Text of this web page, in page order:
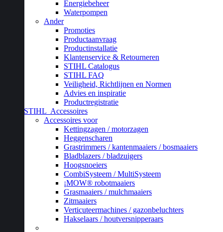
Energiebeheer
Waterpompen
Ander
Promoties
Productaanvraag
Productinstallatie
Klantenservice & Retourneren
STIHL Catalogus
STIHL FAQ
Veiligheid, Richtlijnen en Normen
Advies en inspiratie
Productregistratie
STIHL Accessoires
Accessoires voor
Kettingzagen / motorzagen
Heggenscharen
Grastrimmers / kantenmaaiers / bosmaaiers
Bladblazers / bladzuigers
Hoogsnoeiers
CombiSysteem / MultiSysteem
¡MOW® robotmaaiers
Grasmaaiers / mulchmaaiers
Zitmaaiers
Verticuteermachines / gazonbeluchters
Hakselaars / houtversnipperaars